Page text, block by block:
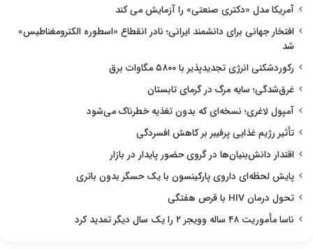
آمریکا مدل «دکتری صنعتی» را آزمایش می کند
افتخار جهانی برای دانشمند ایرانی؛ نادر انقطاع «اسطوره الکترومغناطیس»
شد
رکوردشکنی انرژی تجدیدپذیر با ۵۸۰۰ مگاوات برق
غرق‌شدگی؛ سایه مرگ در گرمای تابستان
آمپول لاغری؛ نسخه‌ای که بدون تغذیه خطرناک می‌شود
تأثیر رژیم غذایی پرفیبر بر کاهش افسردگی
اقتدار دانش‌بنیان‌ها در گروی حضور پایدار در بازار
پایش لحظه‌ای داروی پارکینسون با یک حسگر بدون باتری
تحول درمان HIV با قرص هفتگی
ناسا مأموریت ۴۸ ساله وویجر ۲ را یک سال دیگر تمدید کرد